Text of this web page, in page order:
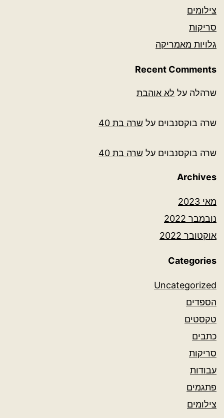
צילומים
סריקות
גלויות מאמריקה
Recent Comments
שרהלה על לא אוהבת
שרה בוקסנבוים על שרה בת 40
שרה בוקסנבוים על שרה בת 40
Archives
מאי 2023
נובמבר 2022
אוקטובר 2022
Categories
Uncategorized
הספדים
טקסטים
כתבים
סריקות
עבודות
פתגמים
צילומים